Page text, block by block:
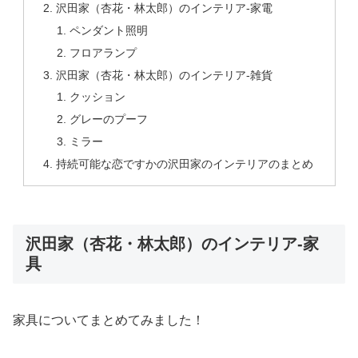
沢田家（杏花・林太郎）のインテリア-家電
ペンダント照明
フロアランプ
沢田家（杏花・林太郎）のインテリア-雑貨
クッション
グレーのプーフ
ミラー
持続可能な恋ですかの沢田家のインテリアのまとめ
沢田家（杏花・林太郎）のインテリア-家
具
家具についてまとめてみました！